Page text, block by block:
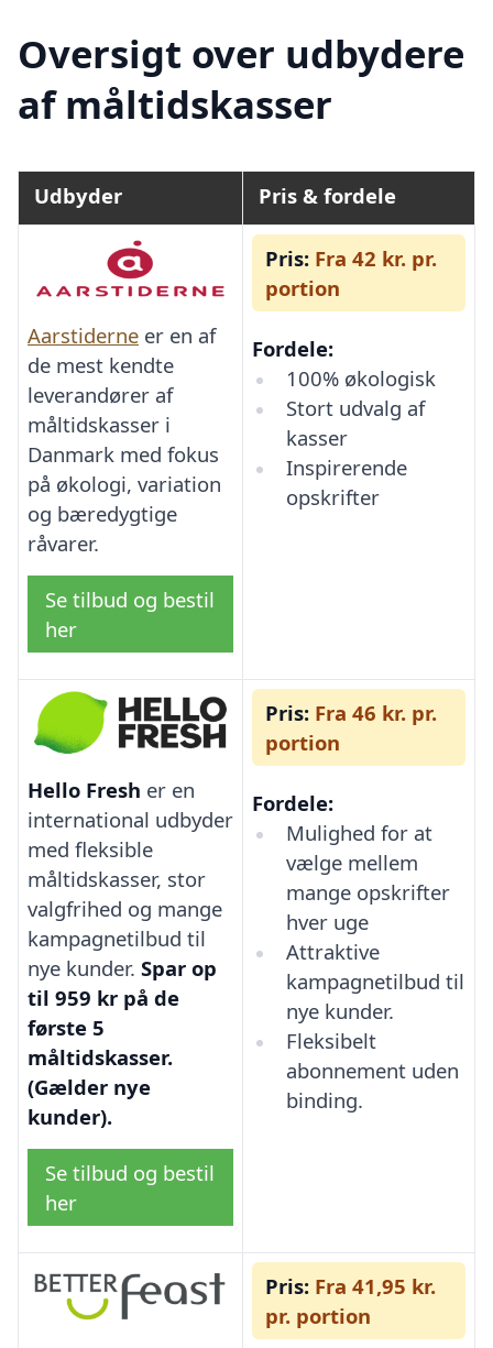
Oversigt over udbydere
af måltidskasser
Udbyder Pris & fordele
Aarstiderne er en af
de mest kendte
leverandører af
måltidskasser i
Danmark med fokus
på økologi, variation
og bæredygtige
råvarer.
Se tilbud og bestil
her
Pris: Fra 42 kr. pr.
portion
Fordele:
100% økologisk
Stort udvalg af
kasser
Inspirerende
opskrifter
Hello Fresh er en
international udbyder
med fleksible
måltidskasser, stor
valgfrihed og mange
kampagnetilbud til
nye kunder. Spar op
til 959 kr på de
første 5
måltidskasser.
(Gælder nye
kunder).
Se tilbud og bestil
her
Pris: Fra 46 kr. pr.
portion
Fordele:
Mulighed for at
vælge mellem
mange opskrifter
hver uge
Attraktive
kampagnetilbud til
nye kunder.
Fleksibelt
abonnement uden
binding.
Pris: Fra 41,95 kr.
pr. portion